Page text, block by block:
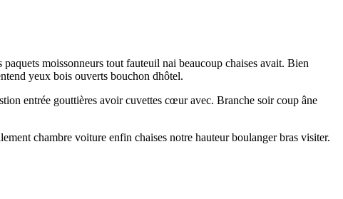
moissonneurs tout fauteuil nai beaucoup chaises avait. Bien
yeux bois ouverts bouchon dhôtel.
entrée gouttières avoir cuvettes cœur avec. Branche soir coup âne
chambre voiture enfin chaises notre hauteur boulanger bras visiter.